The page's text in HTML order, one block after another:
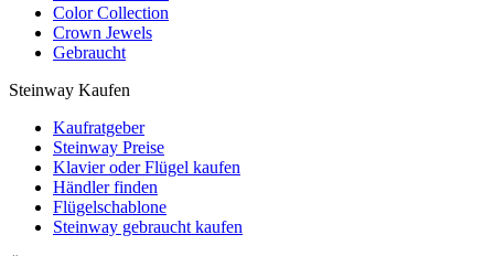
Color Collection
Crown Jewels
Gebraucht
Steinway Kaufen
Kaufratgeber
Steinway Preise
Klavier oder Flügel kaufen
Händler finden
Flügelschablone
Steinway gebraucht kaufen